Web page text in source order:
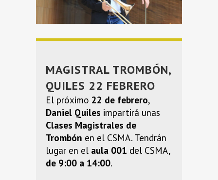
MAGISTRAL TROMBÓN,
QUILES 22 FEBRERO
El próximo 22 de febrero,
Daniel Quiles impartirá unas
Clases Magistrales de
Trombón en el CSMA. Tendrán
lugar en el aula 001 del CSMA,
de 9:00 a 14:00.